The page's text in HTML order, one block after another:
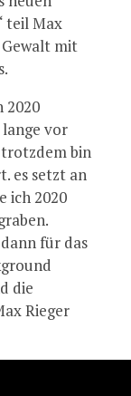
teil Max
mit
2020
lange vor
bin
es setzt an
ich 2020
für das
die
Rieger